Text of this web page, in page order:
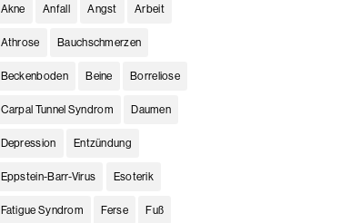
Akne Anfall Angst Arbeit
Athrose Bauchschmerzen
Beckenboden Beine Borreliose
Carpal Tunnel Syndrom Daumen
Depression Entzündung
Eppstein-Barr-Virus Esoterik
Fatigue Syndrom Ferse Fuß